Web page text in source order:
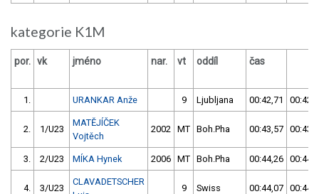
kategorie K1M
por. vk jméno nar. vt oddíl čas
1. URANKAR Anže 9 Ljubljana 00:42,71
2. 1/U23
MATĚJÍČEK
Vojtěch
2002 MT Boh.Pha 00:43,57
3. 2/U23 MÍKA Hynek 2006 MT Boh.Pha 00:44,26
4. 3/U23
CLAVADETSCHER
9 Swiss 00:44,07